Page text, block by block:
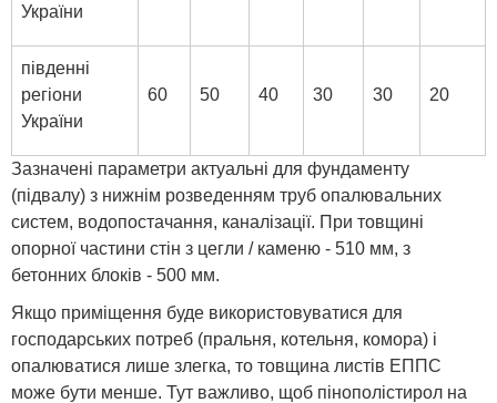
України
південні
регіони
України
60 50 40 30 30 20
Зазначені параметри актуальні для фундаменту
(підвалу) з нижнім розведенням труб опалювальних
систем, водопостачання, каналізації. При товщині
опорної частини стін з цегли / каменю - 510 мм, з
бетонних блоків - 500 мм.
Якщо приміщення буде використовуватися для
господарських потреб (пральня, котельня, комора) і
опалюватися лише злегка, то товщина листів ЕППС
може бути менше. Тут важливо, щоб пінополістирол на